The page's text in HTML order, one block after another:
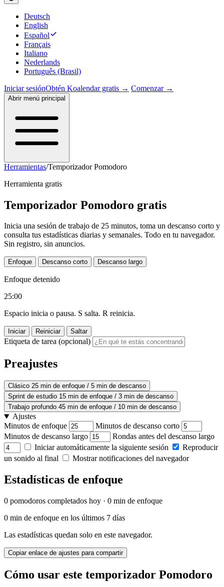
Deutsch
English
Español
Français
Italiano
Nederlands
Português (Brasil)
Iniciar sesiónObtén Koalendar gratis → Comenzar →
Abrir menú principal
Herramientas/Temporizador Pomodoro
Herramienta gratis
Temporizador Pomodoro gratis
Inicia una sesión de trabajo de 25 minutos, toma un descanso corto y
consulta tus estadísticas diarias y semanales. Todo en tu navegador.
Sin registro, sin anuncios.
Enfoque Descanso corto Descanso largo
Enfoque detenido
25:00
Espacio inicia o pausa. S salta. R reinicia.
Iniciar Reiniciar Saltar
Etiqueta de tarea (opcional)
Preajustes
Clásico 25 min de enfoque / 5 min de descanso
Sprint de estudio 15 min de enfoque / 3 min de descanso
Trabajo profundo 45 min de enfoque / 10 min de descanso
Ajustes
Minutos de enfoque
Minutos de descanso corto
Minutos de descanso largo
Rondas antes del descanso largo
Iniciar automáticamente la siguiente sesión
Reproducir
un sonido al final
Mostrar notificaciones del navegador
Estadísticas de enfoque
0 pomodoros completados hoy · 0 min de enfoque
0 min de enfoque en los últimos 7 días
Las estadísticas quedan solo en este navegador.
Copiar enlace de ajustes para compartir
Cómo usar este temporizador Pomodoro